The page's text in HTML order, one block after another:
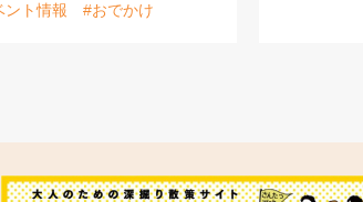
ント情報 #おでかけ